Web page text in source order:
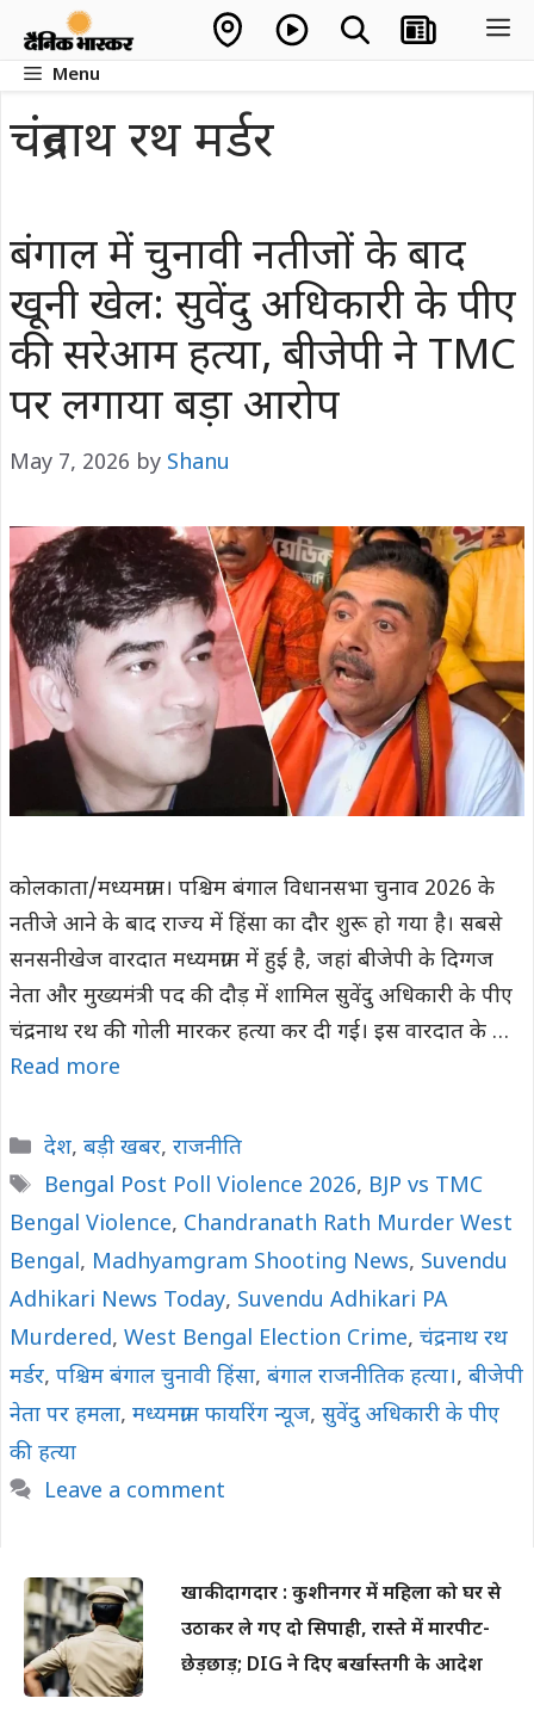
contentMenu
चंद्रनाथ रथ मर्डर
बंगाल में चुनावी नतीजों के बाद
खूनी खेल: सुवेंदु अधिकारी के पीए
की सरेआम हत्या, बीजेपी ने TMC
पर लगाया बड़ा आरोप
May 7, 2026 by Shanu
कोलकाता/मध्यमग्राम। पश्चिम बंगाल विधानसभा चुनाव 2026 के
नतीजे आने के बाद राज्य में हिंसा का दौर शुरू हो गया है। सबसे
सनसनीखेज वारदात मध्यमग्राम में हुई है, जहां बीजेपी के दिग्गज
नेता और मुख्यमंत्री पद की दौड़ में शामिल सुवेंदु अधिकारी के पीए
चंद्रनाथ रथ की गोली मारकर हत्या कर दी गई। इस वारदात के …
Read more
Categories
देश, बड़ी खबर, राजनीति
Tags
Bengal Post Poll Violence 2026, BJP vs TMC
Bengal Violence, Chandranath Rath Murder West
Bengal, Madhyamgram Shooting News, Suvendu
Adhikari News Today, Suvendu Adhikari PA
Murdered, West Bengal Election Crime, चंद्रनाथ रथ
मर्डर, पश्चिम बंगाल चुनावी हिंसा, बंगाल राजनीतिक हत्या।, बीजेपी
नेता पर हमला, मध्यमग्राम फायरिंग न्यूज, सुवेंदु अधिकारी के पीए
की हत्या
Leave a comment
खाकी दागदार : कुशीनगर में महिला को घर से
उठाकर ले गए दो सिपाही, रास्ते में मारपीट-
छेड़छाड़; DIG ने दिए बर्खास्तगी के आदेश